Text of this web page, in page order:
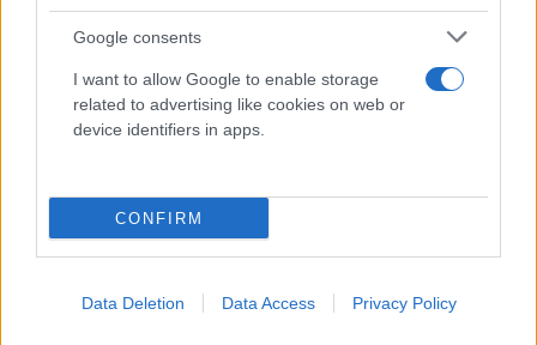
Google consents
I want to allow Google to enable storage
related to advertising like cookies on web or
device identifiers in apps.
CONFIRM
Data Deletion Data Access Privacy Policy
Νέα αποχώρηση από το κόμμα Καρυστιανού –
«Γίναμε μάρτυρες μιας εσωτερικής μετάλλαξης»
08.08.2026